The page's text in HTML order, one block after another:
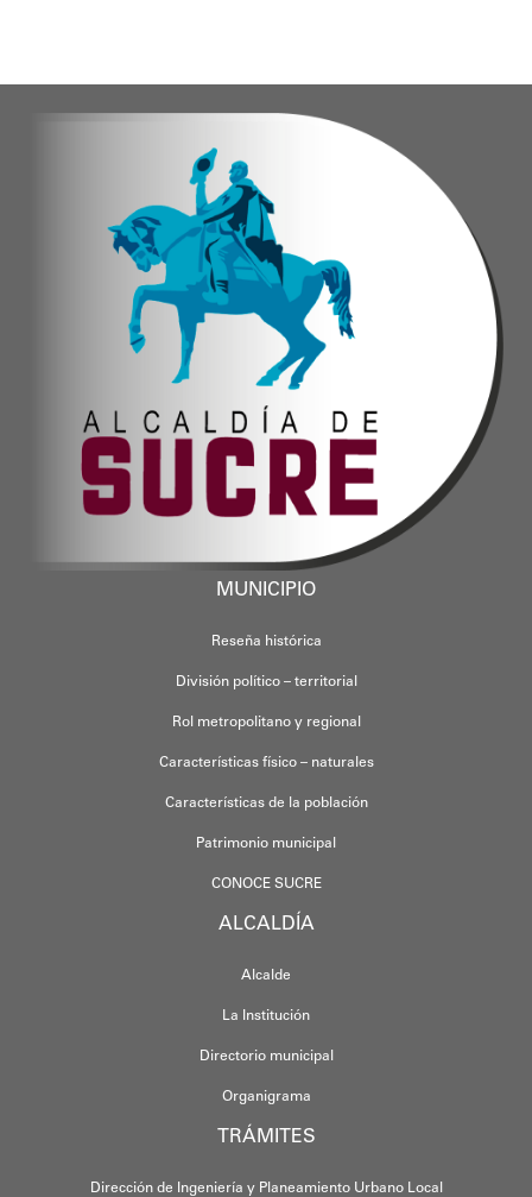
MUNICIPIO
Reseña histórica
División político – territorial
Rol metropolitano y regional
Características físico – naturales
Características de la población
Patrimonio municipal
CONOCE SUCRE
ALCALDÍA
Alcalde
La Institución
Directorio municipal
Organigrama
TRÁMITES
Dirección de Ingeniería y Planeamiento Urbano Local